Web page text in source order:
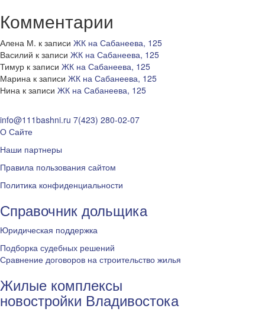
Комментарии
Алена М. к записи ЖК на Сабанеева, 125
Василий к записи ЖК на Сабанеева, 125
Тимур к записи ЖК на Сабанеева, 125
Марина к записи ЖК на Сабанеева, 125
Нина к записи ЖК на Сабанеева, 125
info@111bashni.ru 7(423) 280-02-07
О Сайте
Наши партнеры
Правила пользования сайтом
Политика конфиденциальности
Справочник дольщика
Юридическая поддержка
Подборка судебных решений
Сравнение договоров на строительство жилья
Жилые комплексы
новостройки Владивостока